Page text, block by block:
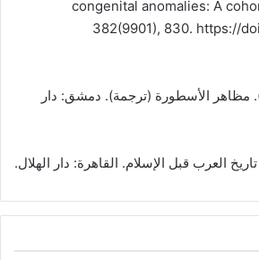
congenital anomalies: A
382(9901), 830. https://
إيلياد، ميرسيا. (1991). مظاهر الأسطورة (ترجمة). دمشق: دار
العرب قبل الإسلام. القاهرة: دار الهلال.